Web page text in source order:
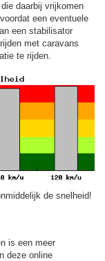
daarbij vrijkomen
een eventuele
een stabilisator
met caravans
te rijden.
de snelheid!
is een meer
deze online